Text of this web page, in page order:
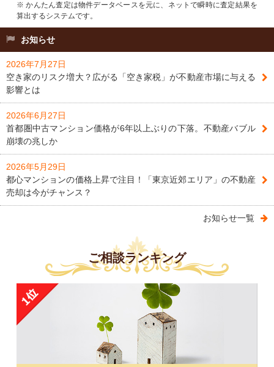
※ かんたん査定は物件データベースを元に、ネットで瞬時に査定結果を
算出するシステムです。
お知らせ
2026年7月27日
空き家のリスク増大？広がる「空き家税」が不動産市場に与える
影響とは
2026年6月27日
首都圏中古マンション価格が6年以上ぶりの下落。不動産バブル
崩壊の兆しか
2026年5月29日
都心マンションの価格上昇で注目！「東京近郊エリア」の不動産
売却は今がチャンス？
お知らせ一覧
ご相談ランキング